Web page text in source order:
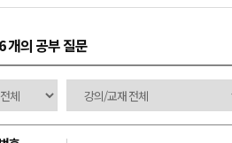
개의 공부 질문